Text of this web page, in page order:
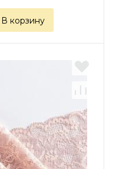
В корзину